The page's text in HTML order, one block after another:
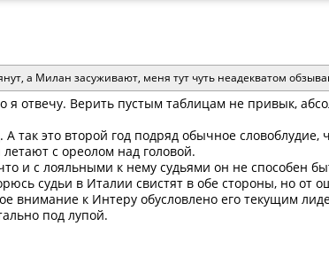
а Милан засуживают, меня тут чуть неадекватом
я отвечу. Верить пустым таблицам не привык,
так это второй год подряд обычное словоблудие,
с ореолом над головой.
и с лояльными к нему судьями он не способен
судьи в Италии свистят в обе стороны, но от
внимание к Интеру обусловлено его текущим
под лупой.